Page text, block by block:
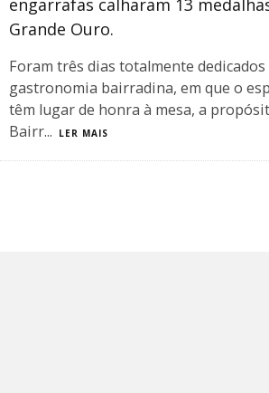
engarrafas calharam 13
Grande Ouro.
Foram três dias totalmente
gastronomia bairradina, em que o
têm lugar de honra à mesa, a
Bairr... LER MAIS